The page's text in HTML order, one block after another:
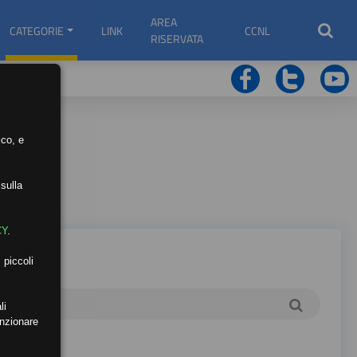
CATEGORIE LINK
AREA
RISERVATA
CCNL
e
.
piccoli